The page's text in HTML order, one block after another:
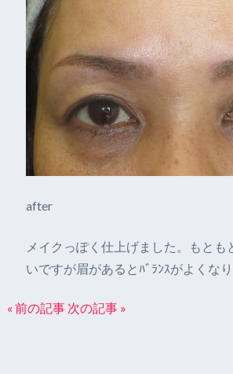
after
メイクっぽく仕上げました。もとも
いですが眉があるとﾊﾞﾗﾝｽがよくな
« 前の記事 次の記事 »